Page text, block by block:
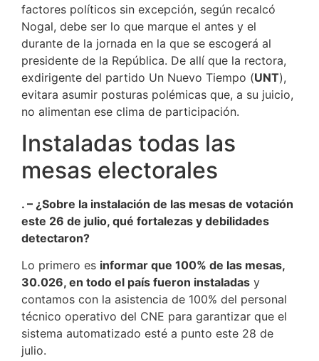
factores políticos sin excepción, según recalcó
Nogal, debe ser lo que marque el antes y el
durante de la jornada en la que se escogerá al
presidente de la República. De allí que la rectora,
exdirigente del partido Un Nuevo Tiempo (UNT),
evitara asumir posturas polémicas que, a su juicio,
no alimentan ese clima de participación.
Instaladas todas las
mesas electorales
. – ¿Sobre la instalación de las mesas de votación
este 26 de julio, qué fortalezas y debilidades
detectaron?
Lo primero es informar que 100% de las mesas,
30.026, en todo el país fueron instaladas y
contamos con la asistencia de 100% del personal
técnico operativo del CNE para garantizar que el
sistema automatizado esté a punto este 28 de
julio.